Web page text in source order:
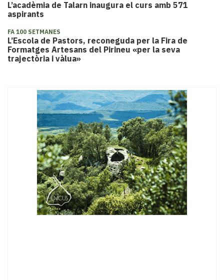
L’acadèmia de Talarn inaugura el curs amb 571
aspirants
FA 100 SETMANES
​L’Escola de Pastors, reconeguda per la Fira de
Formatges Artesans del Pirineu «per la seva
trajectòria i vàlua»